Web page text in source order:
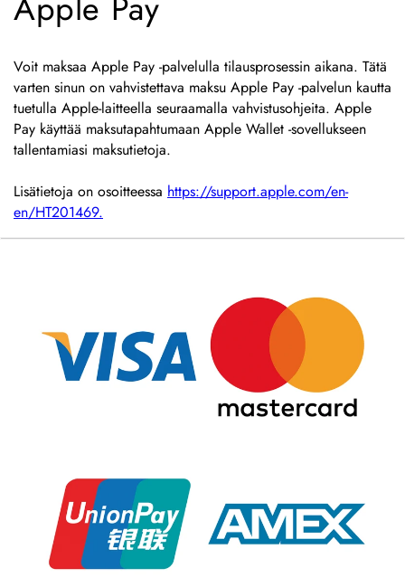
Voit maksaa Apple Pay -palvelulla tilausprosessin aikana. Tätä
varten sinun on vahvistettava maksu Apple Pay -palvelun kautta
tuetulla Apple-laitteella seuraamalla vahvistusohjeita. Apple
Pay käyttää maksutapahtumaan Apple Wallet -sovellukseen
tallentamiasi maksutietoja.
Lisätietoja on osoitteessa https://support.apple.com/en-
en/HT201469.